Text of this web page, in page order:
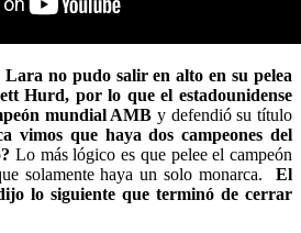
Lara no pudo salir en alto en su pelea
Hurd, por lo que el estadounidense
mundial AMB y defendió su título
vimos que haya dos campeones del
Lo más lógico es que pelee el campeón
solamente haya un solo monarca.
El
lo siguiente que terminó de cerrar